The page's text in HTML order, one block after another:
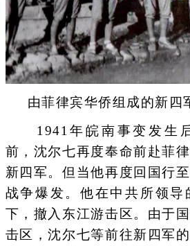
由菲律宾华侨组成的新四
1941年皖南事变发生后
前，沈尔七再度奉命前赴菲
新四军。但当他再度回国行
战争爆发。他在中共所领导
下，撤入东江游击区。由于
击区，沈尔七等前往新四军